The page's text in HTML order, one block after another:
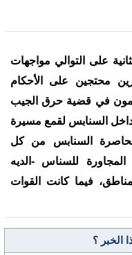
على التوالي مواجهات
محتجين على الأحكام
في قضية حرق الجيب
السنابس لقمع مسيرة
بمحاصرة السنابس من كل
للسناس -الديه
فيما كانت القوات
الخبر ؟